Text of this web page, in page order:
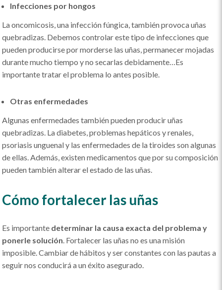
Infecciones por hongos
La oncomicosis, una infección fúngica, también provoca uñas
quebradizas. Debemos controlar este tipo de infecciones que
pueden producirse por morderse las uñas, permanecer mojadas
durante mucho tiempo y no secarlas debidamente…Es
importante tratar el problema lo antes posible.
Otras enfermedades
Algunas enfermedades también pueden producir uñas
quebradizas. La diabetes, problemas hepáticos y renales,
psoriasis unguenal y las enfermedades de la tiroides son algunas
de ellas. Además, existen medicamentos que por su composición
pueden también alterar el estado de las uñas.
Cómo fortalecer las uñas
Es importante determinar la causa exacta del problema y
ponerle solución. Fortalecer las uñas no es una misión
imposible. Cambiar de hábitos y ser constantes con las pautas a
seguir nos conducirá a un éxito asegurado.